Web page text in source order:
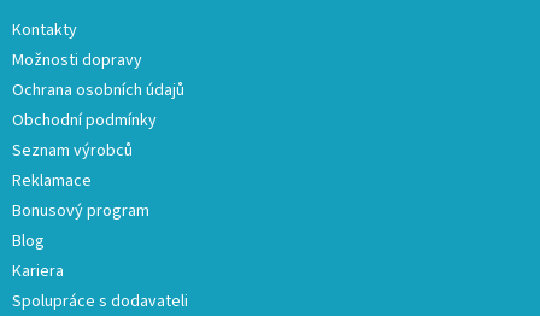
Kontakty
Možnosti dopravy
Ochrana osobních údajů
Obchodní podmínky
Seznam výrobců
Reklamace
Bonusový program
Blog
Kariera
Spolupráce s dodavateli